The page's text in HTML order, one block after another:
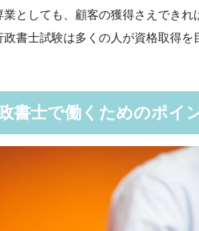
としても、顧客の獲得さえできれ
書士試験は多くの人が資格取得を
書士で働くためのポイ